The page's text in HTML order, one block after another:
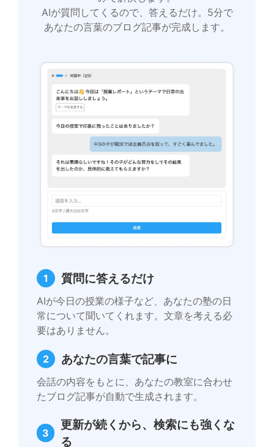
AIが質問してくるので、答えるだけ。5分で
あなたの言葉のブログ記事が完成します。
1 質問に答えるだけ
AIが今日の授業の様子など、あなたの塾の日
常について聞いてくれます。文章を考える必
要はありません。
2 あなたの言葉で記事に
会話の内容をもとに、あなたの教室に合わせ
たブログ記事が自動で生成されます。
3
更新が続くから、検索にも強くな
る